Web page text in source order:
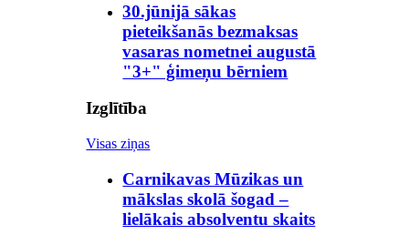
30.jūnijā sākas
pieteikšanās bezmaksas
vasaras nometnei augustā
"3+" ģimeņu bērniem
Izglītība
Visas ziņas
Carnikavas Mūzikas un
mākslas skolā šogad –
lielākais absolventu skaits